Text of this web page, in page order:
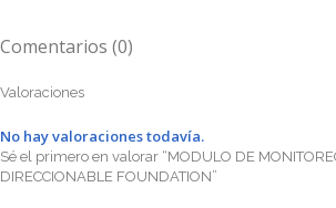
Comentarios (0)
Valoraciones
No hay valoraciones todavía.
Sé el primero en valorar “MODULO DE
DIRECCIONABLE FOUNDATION”